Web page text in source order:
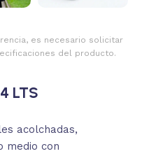
es necesario solicitar
del producto.
LTS
acolchadas,
medio con